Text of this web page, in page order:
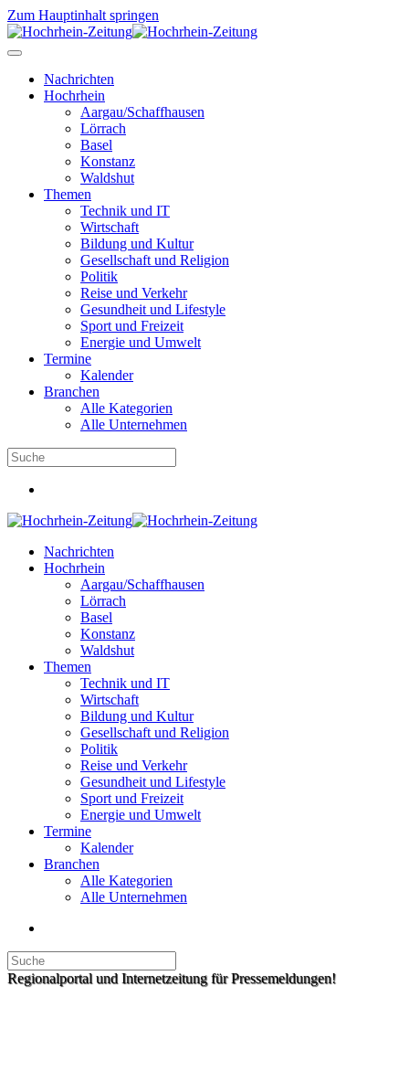
Zum Hauptinhalt springen
Nachrichten
Hochrhein
Aargau/Schaffhausen
Lörrach
Basel
Konstanz
Waldshut
Themen
Technik und IT
Wirtschaft
Bildung und Kultur
Gesellschaft und Religion
Politik
Reise und Verkehr
Gesundheit und Lifestyle
Sport und Freizeit
Energie und Umwelt
Termine
Kalender
Branchen
Alle Kategorien
Alle Unternehmen
Nachrichten
Hochrhein
Aargau/Schaffhausen
Lörrach
Basel
Konstanz
Waldshut
Themen
Technik und IT
Wirtschaft
Bildung und Kultur
Gesellschaft und Religion
Politik
Reise und Verkehr
Gesundheit und Lifestyle
Sport und Freizeit
Energie und Umwelt
Termine
Kalender
Branchen
Alle Kategorien
Alle Unternehmen
Regionalportal und Internetzeitung für Pressemeldungen!